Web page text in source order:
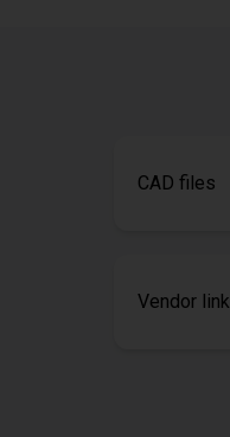
CAD files
Vendor link